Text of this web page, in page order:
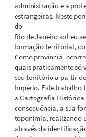
administração e a
estrangeiras. Neste
do
Rio de Janeiro sofreu
formação territorial,
Como província,
quais praticamente só
seu território a partir
Império. Este trabalho
a Cartografia Histórica
consequência, a sua
toponímia, realizando
através da